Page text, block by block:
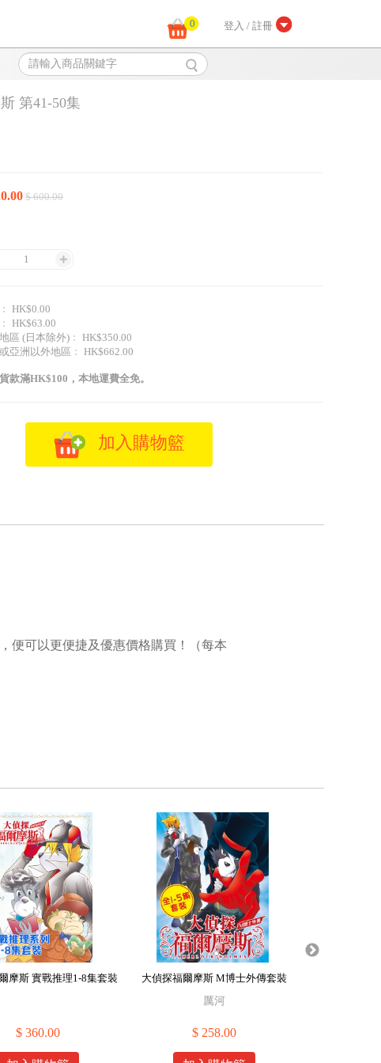
登入 / 註冊
0
第41-50集
$ 600.00
1
HK$0.00
HK$63.00
區 (日本除外)﹕ HK$350.00
亞洲以外地區﹕ HK$662.00
款滿HK$100，本地運費全免。
加入購物籃
便可以更便捷及優惠價格購買！（每本
摩斯 實戰推理1-8集套裝
$ 360.00
大偵探福爾摩斯 M博士外傳套裝
厲河
$ 258.00